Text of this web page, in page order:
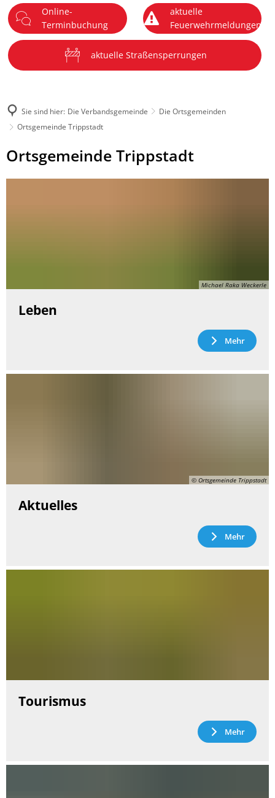
Menü
Online-
Terminbuchung
aktuelle
Feuerwehrmeldungen
aktuelle Straßensperrungen
Sie sind hier: Die Verbandsgemeinde
Die Ortsgemeinden
Ortsgemeinde Trippstadt
Ortsgemeinde
Trippstadt
Ortsgemeinde Trippstadt
Michael Raka Weckerle
Leben
Mehr
© Ortsgemeinde Trippstadt
Aktuelles
Mehr
Tourismus
Mehr